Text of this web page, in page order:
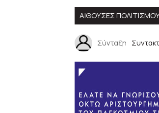
ΑΊΘΟΥΣΕΣ
Σύνταξη